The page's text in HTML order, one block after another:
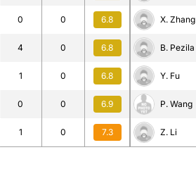
0 0 6.8
4 0 6.8
1 0 6.8
0 0 6.9
1 0 7.3
X. Zhang
B. Pezila
Y. Fu
P. Wang
Z. Li